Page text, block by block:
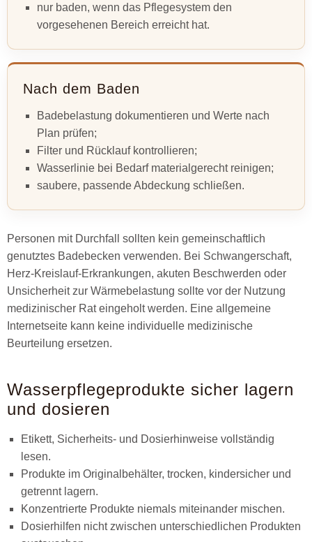
nur baden, wenn das Pflegesystem den
vorgesehenen Bereich erreicht hat.
Nach dem Baden
Badebelastung dokumentieren und Werte nach
Plan prüfen;
Filter und Rücklauf kontrollieren;
Wasserlinie bei Bedarf materialgerecht reinigen;
saubere, passende Abdeckung schließen.
Personen mit Durchfall sollten kein gemeinschaftlich
genutztes Badebecken verwenden. Bei Schwangerschaft,
Herz-Kreislauf-Erkrankungen, akuten Beschwerden oder
Unsicherheit zur Wärmebelastung sollte vor der Nutzung
medizinischer Rat eingeholt werden. Eine allgemeine
Internetseite kann keine individuelle medizinische
Beurteilung ersetzen.
Wasserpflegeprodukte sicher lagern
und dosieren
Etikett, Sicherheits- und Dosierhinweise vollständig
lesen.
Produkte im Originalbehälter, trocken, kindersicher und
getrennt lagern.
Konzentrierte Produkte niemals miteinander mischen.
Dosierhilfen nicht zwischen unterschiedlichen Produkten